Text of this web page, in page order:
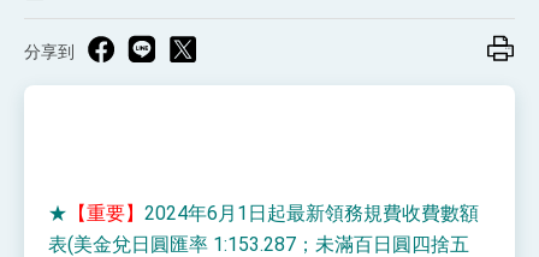
訪問
總統與五院院長新春茶敘 盼化分歧為團結、為
臺美簽署「對等貿易協定」確立對等關稅15%且不
疊加 我輸美2072項產品豁免對等關稅
分享到
★ 【重要】 2024年6月1日起最新領務規費收費數額
表(美金兌日圓匯率 1:153.287；未滿百日圓四捨五